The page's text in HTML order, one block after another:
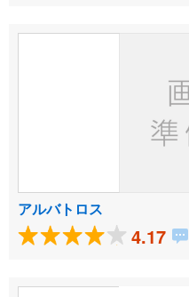
アルバトロス
4.17